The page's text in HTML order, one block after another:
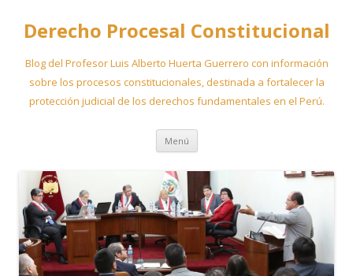
Derecho Procesal Constitucional
Blog del Profesor Luis Alberto Huerta Guerrero con información
sobre los procesos constitucionales, destinada a fortalecer la
protección judicial de los derechos fundamentales en el Perú.
Menú Ir
contenido